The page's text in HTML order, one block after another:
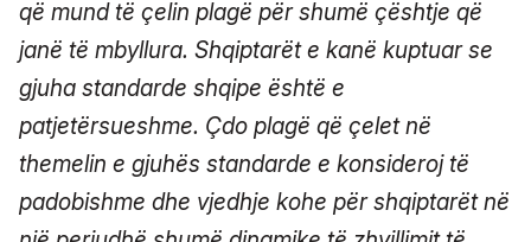
që mund të çelin plagë për shumë çështje që
janë të mbyllura. Shqiptarët e kanë kuptuar se
gjuha standarde shqipe është e
patjetërsueshme. Çdo plagë që çelet në
themelin e gjuhës standarde e konsideroj të
padobishme dhe vjedhje kohe për shqiptarët në